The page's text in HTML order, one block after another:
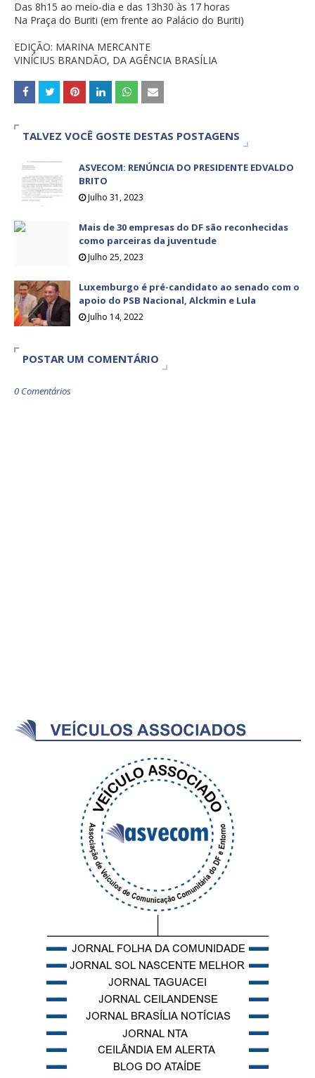
Das 8h15 ao meio-dia e das 13h30 às 17 horas
Na Praça do Buriti (em frente ao Palácio do Buriti)
EDIÇÃO: MARINA MERCANTE
VINÍCIUS BRANDÃO, DA AGÊNCIA BRASÍLIA
TALVEZ VOCÊ GOSTE DESTAS POSTAGENS
ASVECOM: RENÚNCIA DO PRESIDENTE EDVALDO
BRITO
Julho 31, 2023
Mais de 30 empresas do DF são reconhecidas
como parceiras da juventude
Julho 25, 2023
Luxemburgo é pré-candidato ao senado com o
apoio do PSB Nacional, Alckmin e Lula
Julho 14, 2022
POSTAR UM COMENTÁRIO
0 Comentários